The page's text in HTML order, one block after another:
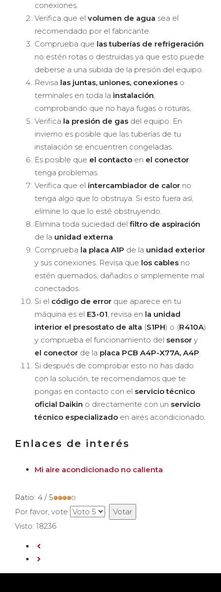
conexiones.
Verifica que el volumen de agua sea el
recomendado por el fabricante.
Comprueba que las tuberías de refrigeración
no estén rotas o destruidas ya que esto puede
deberse a una subida de la presión del equipo.
Revisa las juntas, uniones, conexiones o
terminales en toda la instalación,
comprobando que no haya fugas o roturas.
Verifica la presión de gas del equipo. En
invierno es posible que las tuberías de tu
instalación se encuentren congeladas.
Es posible que el contacto en el conector
tenga problemas.
Verifica que el intercambiador de calor no
tenga algo que lo obstruya. Si esto fuera así,
elimine lo que lo esté obstruyendo.
Elimina toda suciedad del filtro de aspiración
de la unidad externa.
Comprueba la placa A1P de la unidad exterior
y sus conexiones. Revisa que los cables no
estén quemados, dañados o simplemente mal
conectados.
Si el código de error que aparece en tu
máquina es el E3-01, revisa en la unidad
interior el presostato de alta (S1PH) o (R410A)
y comprueba el funcionamiento del sensor y
el conector de la placa PCB A4P-X77A, A4P.
Si después de comprobar esto no has dado
con la solución, te recomendamos que te
pongas en contacto con el servicio técnico
oficial Daikin o directamente con un servicio
técnico especializado en aires acondicionado.
Enlaces de interés
Mi aire acondicionado no calienta
Ratio: 4 / 5
Por favor, vote
Visto: 18236